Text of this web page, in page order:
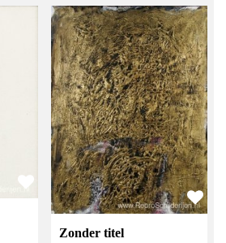
Zonder titel